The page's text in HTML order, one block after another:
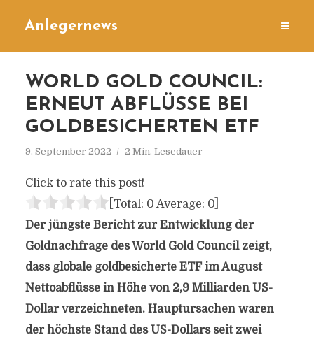
Anlegernews
WORLD GOLD COUNCIL:
ERNEUT ABFLÜSSE BEI
GOLDBESICHERTEN ETF
9. September 2022 2 Min. Lesedauer
Click to rate this post!
[Total: 0 Average: 0]
Der jüngste Bericht zur Entwicklung der
Goldnachfrage des World Gold Council zeigt,
dass globale goldbesicherte ETF im August
Nettoabflüsse in Höhe von 2,9 Milliarden US-
Dollar verzeichneten. Hauptursachen waren
der höchste Stand des US-Dollars seit zwei